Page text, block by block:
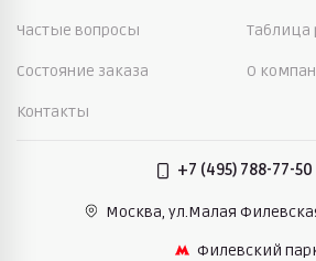
Частые вопросы Таблица
Состояние заказа О
Контакты
+7 (495) 788-77-50
Москва, ул.Малая
Филевский